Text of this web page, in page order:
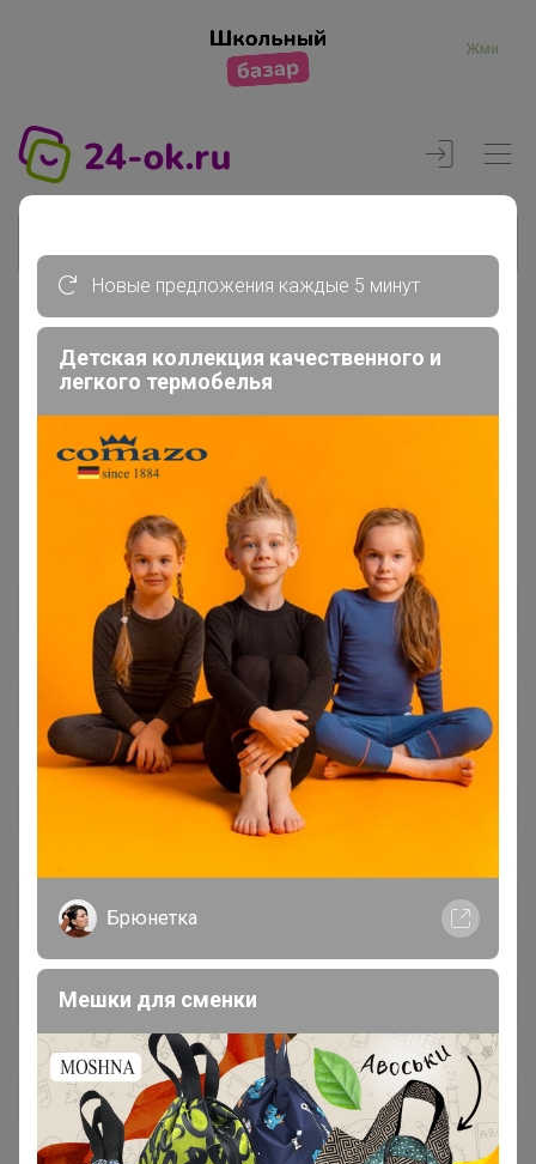
Жми
Регистрация
Регистрация
Новые предложения каждые 5 минут
Детская коллекция качественного и
легкого термобелья
Брюнетка
Мешки для сменки